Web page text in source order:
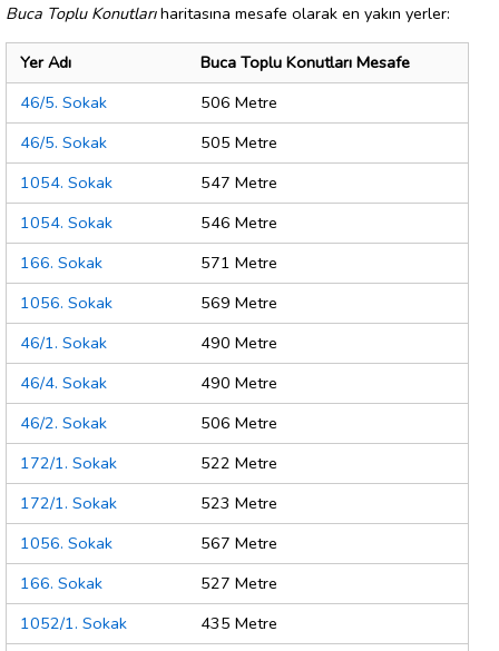
Buca Toplu Konutlarıharitasına mesafe olarak en yakın yerler:
Yer Adı
Buca Toplu Konutları Mesafe
46/5. Sokak
506 Metre
46/5. Sokak
505 Metre
1054. Sokak
547 Metre
1054. Sokak
546 Metre
166. Sokak
571 Metre
1056. Sokak
569 Metre
46/1. Sokak
490 Metre
46/4. Sokak
490 Metre
46/2. Sokak
506 Metre
172/1. Sokak
522 Metre
172/1. Sokak
523 Metre
1056. Sokak
567 Metre
166. Sokak
527 Metre
1052/1. Sokak
435 Metre